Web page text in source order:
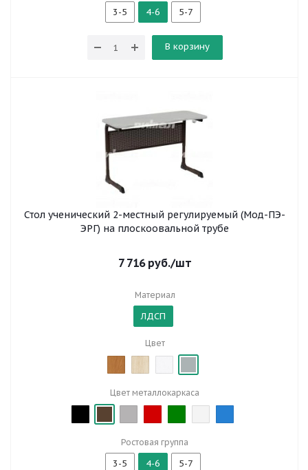
3-5 4-6 5-7
В корзину
Стол ученический 2-местный регулируемый (Мод-ПЭ-
ЭРГ) на плоскоовальной трубе
7 716руб./шт
Материал
ЛДСП
Цвет
Цвет металлокаркаса
Ростовая группа
3-5 4-6 5-7